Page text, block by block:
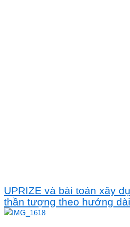
UPRIZE và bài toán xây
thần tượng theo hướng